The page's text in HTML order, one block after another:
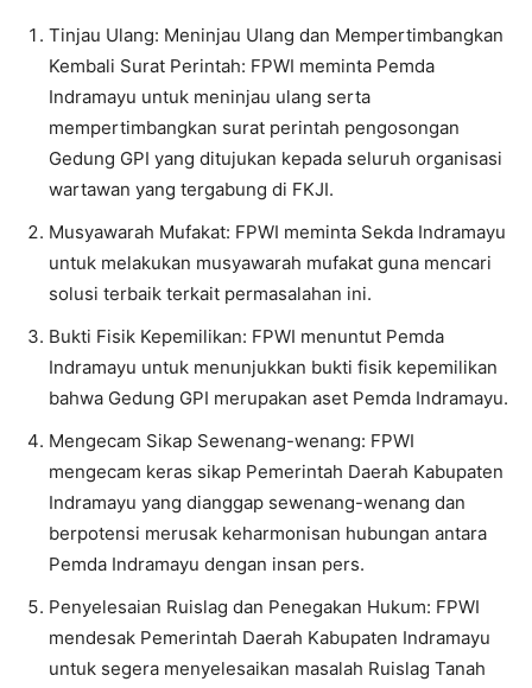
Tinjau Ulang: Meninjau Ulang dan Mempertimbangkan
Kembali Surat Perintah: FPWI meminta Pemda
Indramayu untuk meninjau ulang serta
mempertimbangkan surat perintah pengosongan
Gedung GPI yang ditujukan kepada seluruh organisasi
wartawan yang tergabung di FKJI.
Musyawarah Mufakat: FPWI meminta Sekda Indramayu
untuk melakukan musyawarah mufakat guna mencari
solusi terbaik terkait permasalahan ini.
Bukti Fisik Kepemilikan: FPWI menuntut Pemda
Indramayu untuk menunjukkan bukti fisik kepemilikan
bahwa Gedung GPI merupakan aset Pemda Indramayu.
Mengecam Sikap Sewenang-wenang: FPWI
mengecam keras sikap Pemerintah Daerah Kabupaten
Indramayu yang dianggap sewenang-wenang dan
berpotensi merusak keharmonisan hubungan antara
Pemda Indramayu dengan insan pers.
Penyelesaian Ruislag dan Penegakan Hukum: FPWI
mendesak Pemerintah Daerah Kabupaten Indramayu
untuk segera menyelesaikan masalah Ruislag Tanah